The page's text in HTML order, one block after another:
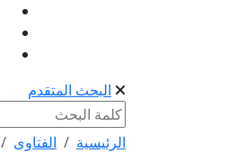
البحث المتقدم
الرئيسية الفتاوى